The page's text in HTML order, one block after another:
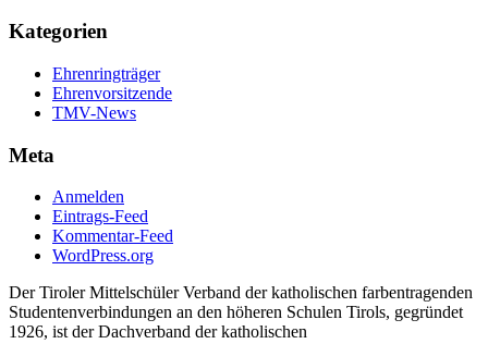
Kategorien
Ehrenringträger
Ehrenvorsitzende
TMV-News
Meta
Anmelden
Eintrags-Feed
Kommentar-Feed
WordPress.org
Der Tiroler Mittelschüler Verband der katholischen farbentragenden
Studentenverbindungen an den höheren Schulen Tirols, gegründet
1926, ist der Dachverband der katholischen